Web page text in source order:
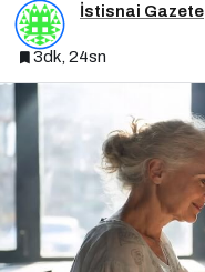
İstisnai Gazete
3dk, 24sn